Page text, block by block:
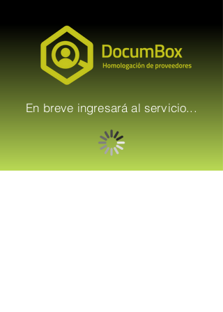
En breve ingresará al servicio...